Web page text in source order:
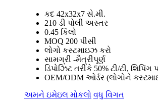
કદ 42x32x7 સે.મી.
210 ડી પોલી અસ્તર
0.45 કિલો
MOQ 200 પીસી
લોગો કસ્ટમાઇઝ કરો
સામગ્રી -મૈત્રીપૂર્ણ
ડિપોઝિટ તરીકે 50% ટી/ટી,
OEM/ODM ઓર્ડર (લોગોને
અમને ઇમેઇલ મોકલો વધુ વિગત